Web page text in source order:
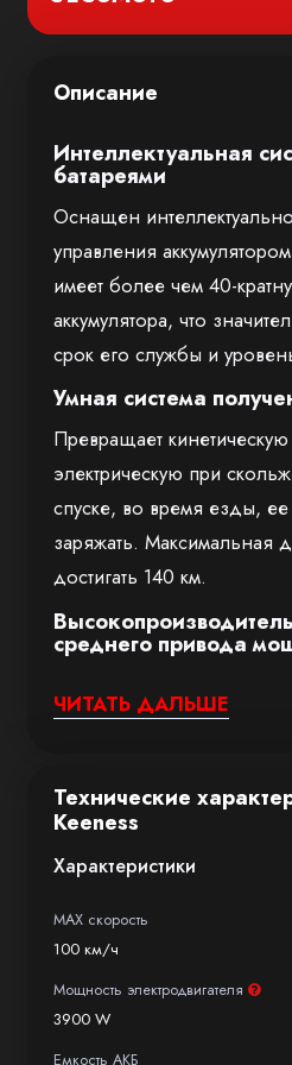
Описание
Интеллектуальная
батареями
Оснащен
управления
имеет более чем 40-
аккумулятора, что
срок его службы и
Умная система
Превращает
электрическую при
спуске, во время езды,
заряжать. Максимальная
достигать 140 км.
среднего привода
мощностью 3900W
двигатель в линейке.
прилив мощности и
Yadea Keeness
это комбинация
функциональности и
легкие, высокоемкие
аккумуляторы
ЧИТАТЬ ДАЛЬШЕ
Технические
Keeness
Характеристики
MAX скорость
100 км/ч
Мощность электродвигателя
3900 W
Емкость АКБ